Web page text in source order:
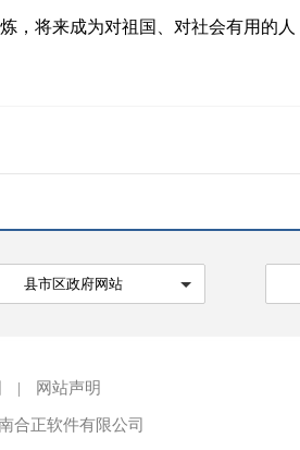
将来成为对祖国、对社会有用的人
县市区政府网站
| 网站声明
合正软件有限公司